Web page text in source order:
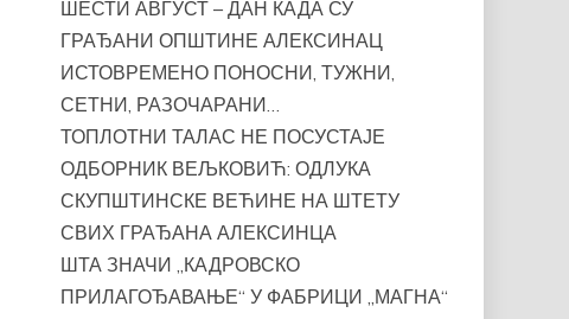
ШЕСТИ АВГУСТ – ДАН КАДА СУ
ГРАЂАНИ ОПШТИНЕ АЛЕКСИНАЦ
ИСТОВРЕМЕНО ПОНОСНИ, ТУЖНИ,
СЕТНИ, РАЗОЧАРАНИ…
ТОПЛОТНИ ТАЛАС НЕ ПОСУСТАЈЕ
ОДБОРНИК ВЕЉКОВИЋ: ОДЛУКА
СКУПШТИНСКЕ ВЕЋИНЕ НА ШТЕТУ
СВИХ ГРАЂАНА АЛЕКСИНЦА
ШТА ЗНАЧИ „КАДРОВСКО
ПРИЛАГОЂАВАЊЕ“ У ФАБРИЦИ „МАГНА“